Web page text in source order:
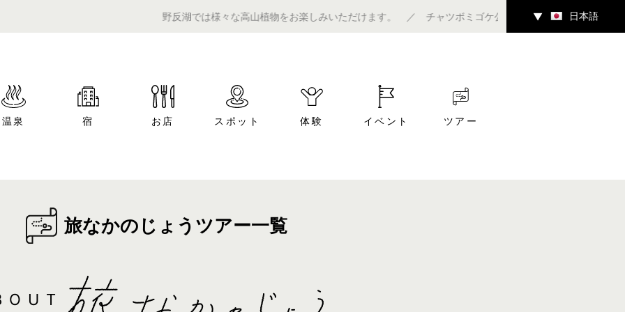
野反湖では様々な高山植物をお楽しみいただけます。 ／ チャツボミゴケ公園内ギャラリーにて7/4（土）～
▼ 日本語
温泉 宿 お店 スポット 体験 イベント ツアー
旅なかのじょうツアー一覧